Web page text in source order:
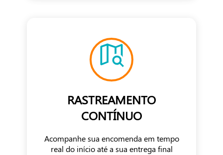
RASTREAMENTO
CONTÍNUO
Acompanhe sua encomenda em tempo
real do início até a sua entrega final